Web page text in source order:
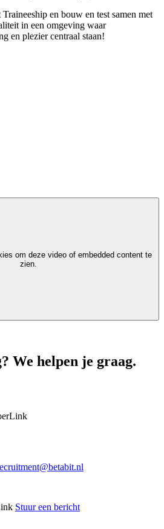
en bouw en test samen met
in een omgeving waar
en plezier centraal staan!
om deze video of embedded content te
zien.
We helpen je graag.
Stuur een bericht